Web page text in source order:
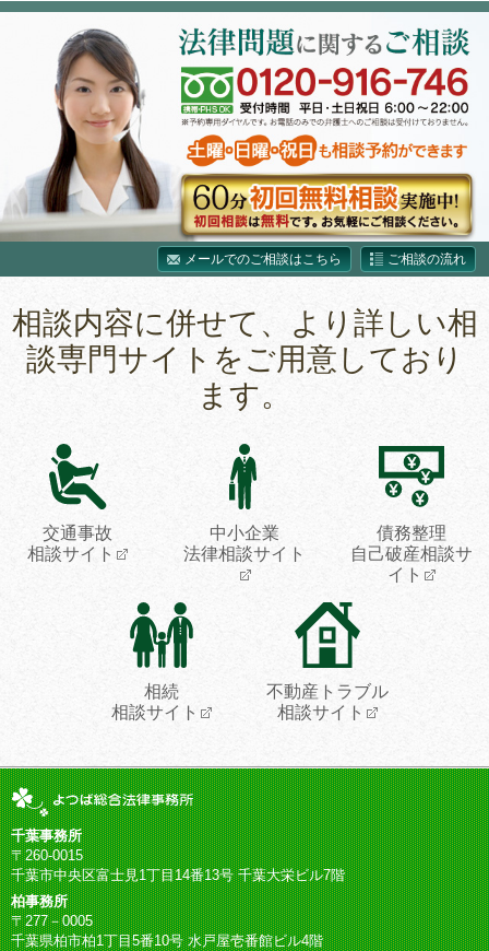
メールでのご相談はこちら ご相談の流れ
相談内容に併せて、より詳しい相
談専門サイトをご用意しており
ます。
交通事故
相談サイト
中小企業
法律相談サイト
債務整理
自己破産相談サ
イト
相続
相談サイト
不動産トラブル
相談サイト
千葉事務所
〒260-0015
千葉市中央区富士見1丁目14番13号 千葉大栄ビル7階
柏事務所
〒277－0005
千葉県柏市柏1丁目5番10号 水戸屋壱番館ビル4階